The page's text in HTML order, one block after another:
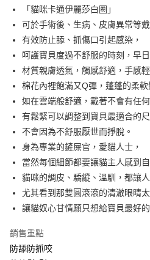
相關說明
【關於「AFTEE先享後付」】
AFTEE先享後付是「在收到商品之後才付
１．簡單：不需註冊會員、不需綁卡、不
２．便利：只要手機號碼，簡訊認證，即
３．安心：先確認商品／服務後，再付款
【「AFTEE先享後付」結帳流程】
１．於結帳方式選擇「AFTEE先享後付」
結帳頁面，進行簡訊認證並確認金額後，
２．訂單成立數日內，您將收到繳費通知
３．收到繳費通知簡訊後14天內，點擊此
ATM／網路銀行／等多元方式進行付款，
購買商品的店家。未經商家同意取消之訂
後付繳納相關費用。
※ 交易是否成功請以「AFTEE先享後付
是否繳費成功／繳費後需取消欲退款等相
【注意事項】
１．透過由恩沛科技股份有限公司提供之
ATM付款
運送方式
全家取貨付款
每筆NT$60，滿NT$499(含以上)免
每筆NT$60，滿NT$499(含以上)免運
7-11取貨(快速到店)
每筆NT$115
宅配
離島宅配
「貓咪卡通伊麗莎白圈」
可於手術後、生病、皮膚異常等戴
有效防止舔、抓傷口引起感染，
呵護寶貝度過不舒服的時刻，早
材質親膚透氣，觸感舒適，手感輕
棉花內裡飽滿又Q彈，蓬蓬的柔軟
如在雲端般舒適，戴著不會有任何
有鬆緊可以調整到寶貝最適合的尺
不會因為不舒服厭世而掙脫。
身為專業的鏟屎官，愛貓人士，
當然每個細節都要讓貓主人感到自
貓咪的調皮、驕縱、溫馴，都讓人
尤其看到那雙圓滾滾的清澈眼睛太
讓貓奴心甘情願只想給寶貝最好的
銷售重點
防舔防抓咬